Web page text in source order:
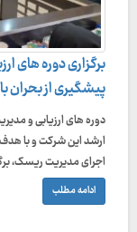
برگزاری دوره های
پیشگیری از بحران
دوره های ارزیابی و
ارشد این شرکت و با
اجرای مدیریت ریسک،
ادامه مطلب